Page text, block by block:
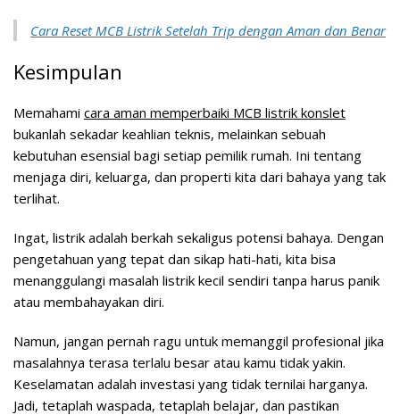
Cara Reset MCB Listrik Setelah Trip dengan Aman dan Benar
Kesimpulan
Memahami cara aman memperbaiki MCB listrik konslet
bukanlah sekadar keahlian teknis, melainkan sebuah
kebutuhan esensial bagi setiap pemilik rumah. Ini tentang
menjaga diri, keluarga, dan properti kita dari bahaya yang tak
terlihat.
Ingat, listrik adalah berkah sekaligus potensi bahaya. Dengan
pengetahuan yang tepat dan sikap hati-hati, kita bisa
menanggulangi masalah listrik kecil sendiri tanpa harus panik
atau membahayakan diri.
Namun, jangan pernah ragu untuk memanggil profesional jika
masalahnya terasa terlalu besar atau kamu tidak yakin.
Keselamatan adalah investasi yang tidak ternilai harganya.
Jadi, tetaplah waspada, tetaplah belajar, dan pastikan